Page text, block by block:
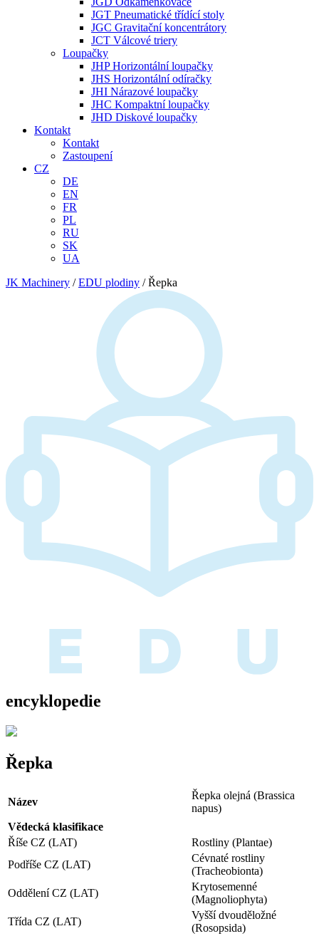
JGT Pneumatické třídící stoly
JGC Gravitační koncentrátory
JCT Válcové triery
Loupačky
JHP Horizontální loupačky
JHS Horizontální odíračky
JHI Nárazové loupačky
JHC Kompaktní loupačky
JHD Diskové loupačky
Kontakt
Kontakt
Zastoupení
CZ
DE
EN
FR
PL
RU
SK
UA
JK Machinery /EDU plodiny /Řepka
encyklopedie
Řepka
Název
Řepka olejná (Brassica
napus)
Vědecká klasifikace
Říše CZ (LAT)
Rostliny (Plantae)
Podříše CZ (LAT)
Cévnaté rostliny
(Tracheobionta)
Oddělení CZ (LAT)
Krytosemenné
(Magnoliophyta)
Třída CZ (LAT)
Vyšší dvouděložné
(Rosopsida)